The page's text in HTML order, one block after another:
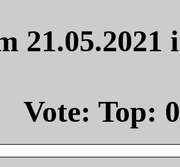
Vote: Top: 0